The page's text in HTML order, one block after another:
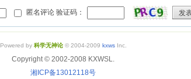
匿名评论 验证码： 发
Powered by 科学无神论© 2004-2009 kxwsInc.
Copyright © 2002-2008 KXWSL.
湘ICP备13012118号